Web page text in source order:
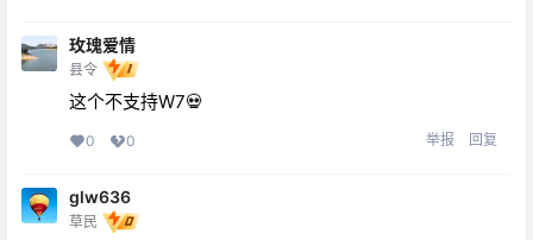
玫瑰爱情
县令
这个不支持W7💀
0 0 举报 回复
glw636
草民